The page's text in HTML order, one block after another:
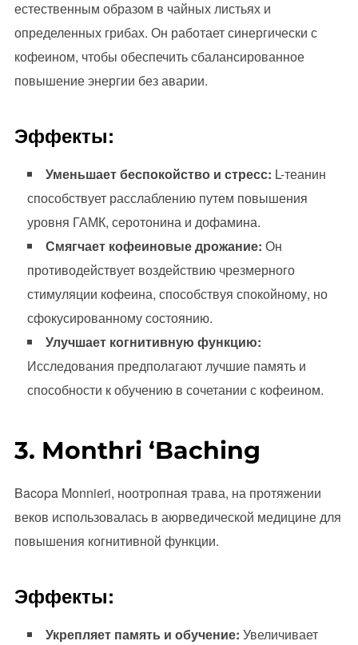
естественным образом в чайных листьях и
определенных грибах. Он работает синергически с
кофеином, чтобы обеспечить сбалансированное
повышение энергии без аварии.
Эффекты:
Уменьшает беспокойство и стресс: L-теанин
способствует расслаблению путем повышения
уровня ГАМК, серотонина и дофамина.
Смягчает кофеиновые дрожание: Он
противодействует воздействию чрезмерного
стимуляции кофеина, способствуя спокойному, но
сфокусированному состоянию.
Улучшает когнитивную функцию:
Исследования предполагают лучшие память и
способности к обучению в сочетании с кофеином.
3. Monthri ‘Baching
Bacopa Monnieri, ноотропная трава, на протяжении
веков использовалась в аюрведической медицине для
повышения когнитивной функции.
Эффекты:
Укрепляет память и обучение: Увеличивает